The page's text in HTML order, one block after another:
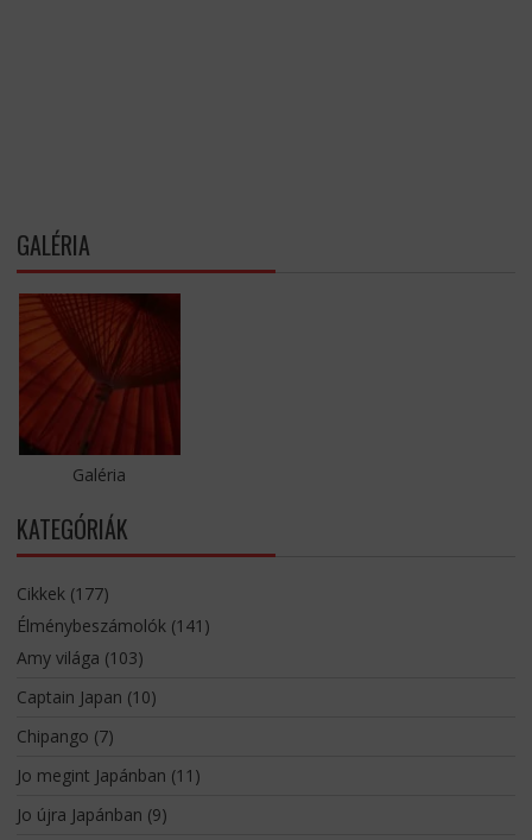
GALÉRIA
Galéria
KATEGÓRIÁK
Cikkek(177)
Élménybeszámolók(141)
Amy világa (103)
Captain Japan (10)
Chipango (7)
Jo megint Japánban (11)
Jo újra Japánban (9)